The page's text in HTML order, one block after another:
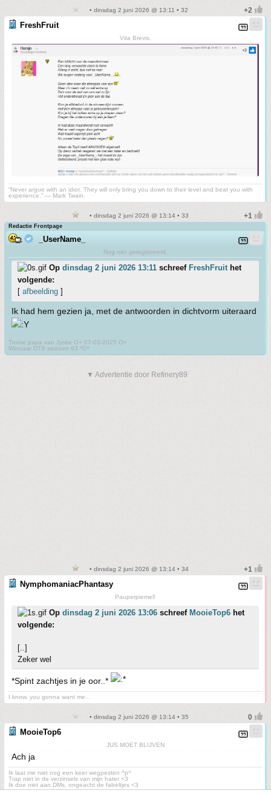
• dinsdag 2 juni 2026 @ 13:11 • 32
FreshFruit
Vita Brevis.
“Never argue with an idiot. They will only bring you down to their level and beat you with
experience.” ― Mark Twain.
• dinsdag 2 juni 2026 @ 13:14 • 33
Redactie Frontpage
_UserName_
Nog niet geregistreerd.
Op dinsdag 2 juni 2026 13:11 schreef FreshFruithet
volgende:
[ afbeelding ]
Ik had hem gezien ja, met de antwoorden in dichtvorm uiteraard
Trotse papa van Jyske O+ 07-03-2025 O+
Winnaar DTS seizoen 93 *O*
▼ Advertentie door Refinery89
• dinsdag 2 juni 2026 @ 13:14 • 34
NymphomaniacPhantasy
Pauperpiemel!
Op dinsdag 2 juni 2026 13:06 schreef MooieTop6 het
volgende:
[..]
Zeker wel
*Spint zachtjes in je oor..*
I know, you gonna want me..
• dinsdag 2 juni 2026 @ 13:14 • 35
MooieTop6
JUS MOET BLIJVEN
Ach ja
Ik laat me niet nog een keer wegpesten ^p^
Trap niet in de verzinsels van mijn hater <3
Ik doe niet aan DMs, ongeacht de fabeltjes <3